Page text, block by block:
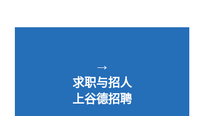
→
求职与招人
上谷德招聘